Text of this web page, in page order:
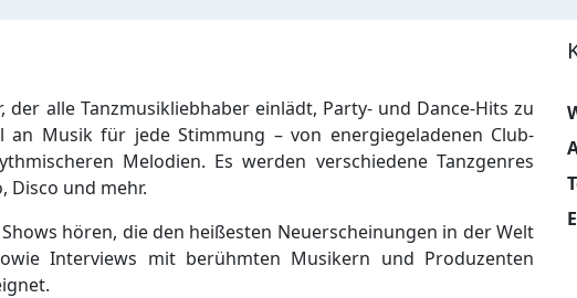
der alle Tanzmusikliebhaber einlädt, Party- und Dance-Hits zu
an Musik für jede Stimmung – von energiegeladenen Club-
Melodien. Es werden verschiedene Tanzgenres
Disco und mehr.
hören, die den heißesten Neuerscheinungen in der Welt
Interviews mit berühmten Musikern und Produzenten